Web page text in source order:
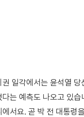
일각에서는 윤석열 당
는 예측도 나오고 있습
서요. 곧 박 전 대통령